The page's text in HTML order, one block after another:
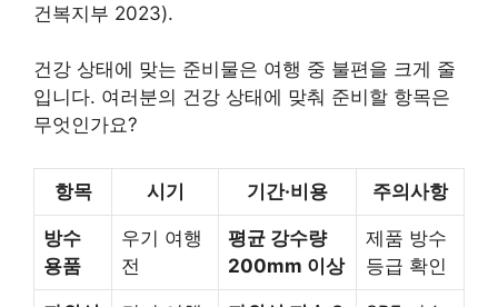
건복지부 2023).
건강 상태에 맞는 준비물은 여행 중 불편을 크게 줄
입니다. 여러분의 건강 상태에 맞춰 준비할 항목은
무엇인가요?
항목 시기 기간·비용 주의사항
방수
용품
우기 여행
전
평균 강수량
200mm 이상
제품 방수
등급 확인